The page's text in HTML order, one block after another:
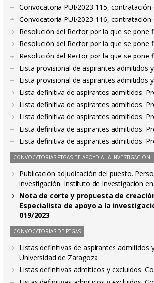
Convocatoria PUI/2023-115,
Convocatoria PUI/2023-116,
Resolución del Rector por la que se pone
Resolución del Rector por la que se pone
Resolución del Rector por la que se pone
Lista provisional de aspirantes admitidos
Lista provisional de aspirantes admitidos
Lista definitiva de aspirantes admitidos.
Lista definitiva de aspirantes admitidos.
Lista definitiva de aspirantes admitidos.
Lista definitiva de aspirantes admitidos.
Lista definitiva de aspirantes admitidos.
CONVOCATORIAS PTGAS DE APOYO A LA INVESTIGACIÓN
Publicación adjudicación del puesto.
investigación. Instituto de Investigación
Nota de corte y propuesta de
Especialista de apoyo a la
019/2023
CONVOCATORIAS DE PTGAS
Listas definitivas de aspirantes admitidos
Universidad de Zaragoza
Listas definitivas admitidos y excluidos.